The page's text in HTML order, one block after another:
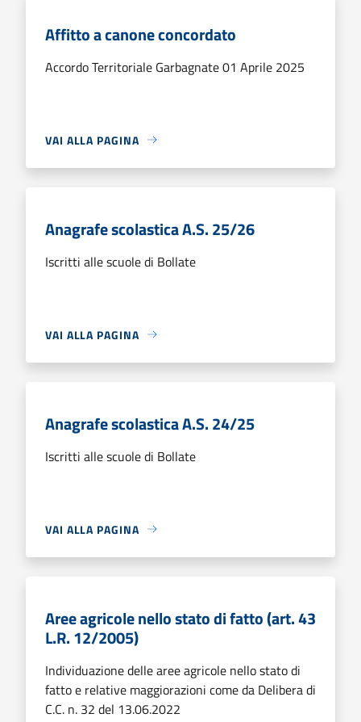
Affitto a canone concordato
Accordo Territoriale Garbagnate 01 Aprile 2025
VAI ALLA PAGINA
Anagrafe scolastica A.S. 25/26
Iscritti alle scuole di Bollate
VAI ALLA PAGINA
Anagrafe scolastica A.S. 24/25
Iscritti alle scuole di Bollate
VAI ALLA PAGINA
Aree agricole nello stato di fatto (art. 43
L.R. 12/2005)
Individuazione delle aree agricole nello stato di
fatto e relative maggiorazioni come da Delibera di
C.C. n. 32 del 13.06.2022